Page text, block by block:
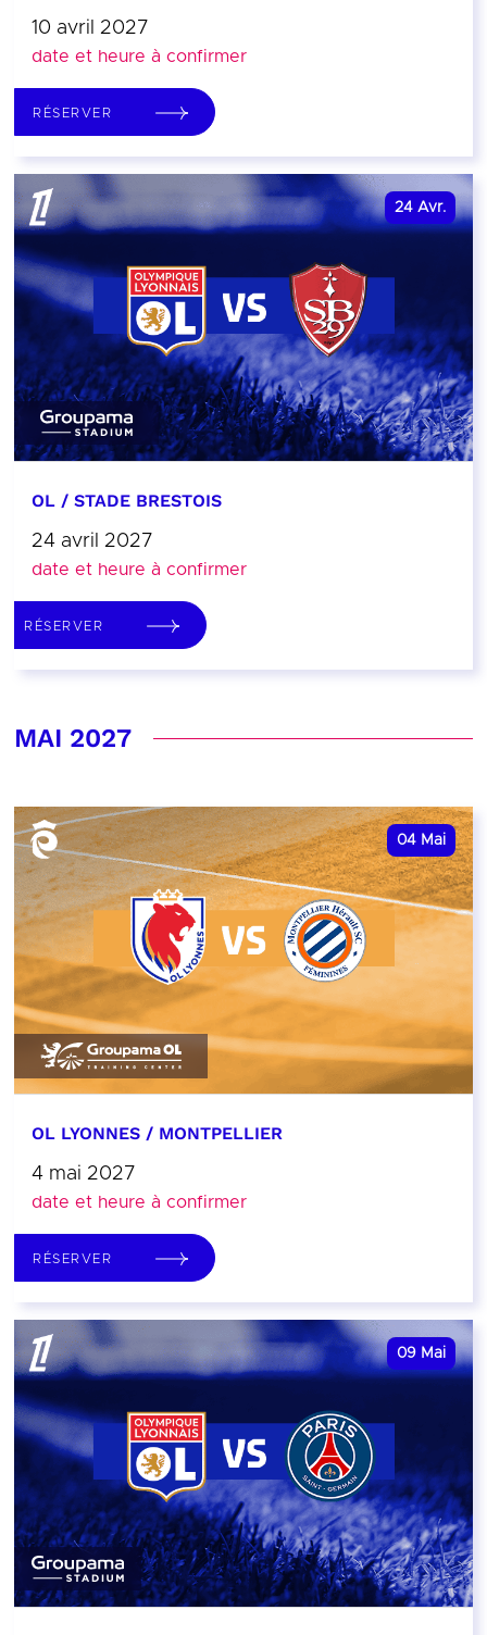
10 avril 2027
date et heure à confirmer
RÉSERVER
24 Avr.
OL / STADE BRESTOIS
24 avril 2027
date et heure à confirmer
RÉSERVER
MAI 2027
04 Mai
OL LYONNES / MONTPELLIER
4 mai 2027
date et heure à confirmer
RÉSERVER
09 Mai